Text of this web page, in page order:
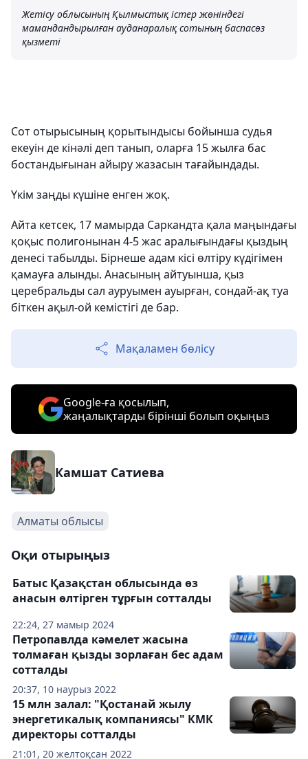
Жетісу облысының Қылмыстық істер жөніндегі
мамандандырылған ауданаралық сотының баспасөз
қызметі
Сот отырысының қорытындысы бойынша судья
екеуін де кінәлі деп танып, оларға 15 жылға бас
бостандығынан айыру жазасын тағайындады.
Үкім заңды күшіне енген жоқ.
Айта кетсек, 17 мамырда Саркандта қала маңындағы
қоқыс полигонынан 4-5 жас аралығындағы қыздың
денесі табылды. Бірнеше адам кісі өлтіру күдігімен
қамауға алынды. Анасының айтуынша, қыз
церебральды сал ауруымен ауырған, сондай-ақ туа
біткен ақыл-ой кемістігі де бар.
Мақаламен бөлісу
Google-ға қосылып,
жаңалықтарды бірінші болып оқыңыз
Камшат Сатиева
Алматы облысы
Оқи отырыңыз
22:24, 27 мамыр 2024
Батыс Қазақстан облысында өз
анасын өлтірген тұрғын сотталды
20:37, 10 наурыз 2022
Петропавлда кәмелет жасына
толмаған қызды зорлаған бес адам
сотталды
21:01, 20 желтоқсан 2022
15 млн залал: "Қостанай жылу
энергетикалық компаниясы" КМК
директоры сотталды